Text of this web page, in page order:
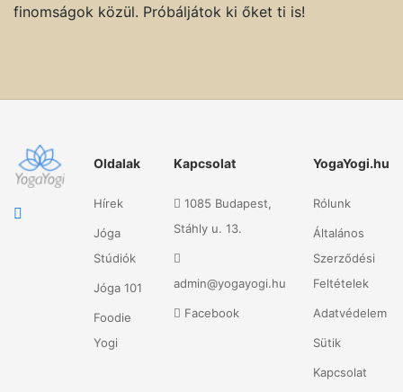
finomságok közül. Próbáljátok ki őket ti is!
Oldalak
Hírek
Jóga
Stúdiók
Jóga 101
Foodie
Yogi
Kapcsolat
1085 Budapest,
Stáhly u. 13.
admin@yogayogi.hu
Facebook
YogaYogi.hu
Rólunk
Általános
Szerződési
Feltételek
Adatvédelem
Sütik
Kapcsolat